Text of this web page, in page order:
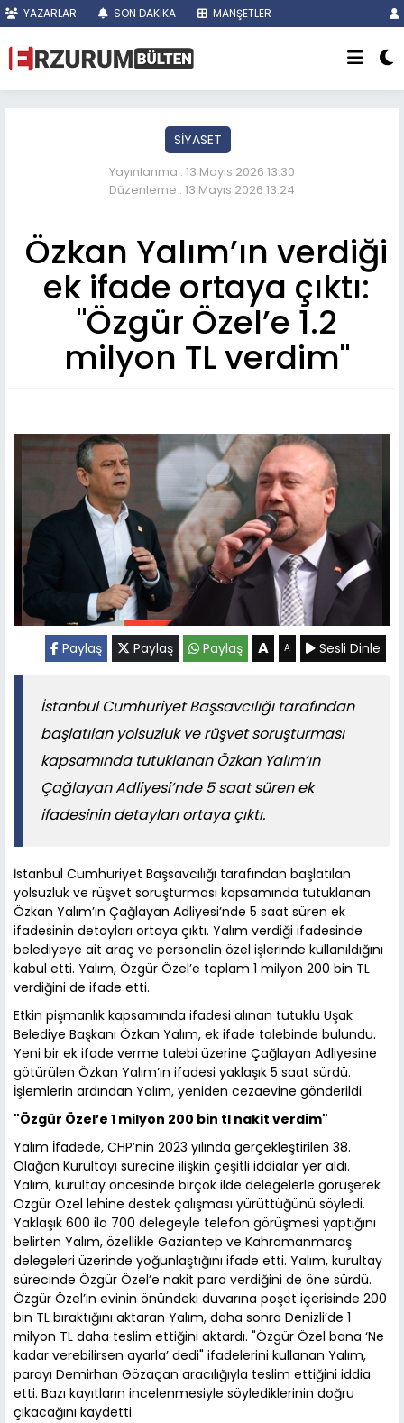
YAZARLAR SON DAKİKA MANŞETLER
SİYASET
Yayınlanma : 13 Mayıs 2026 13:30
Düzenleme : 13 Mayıs 2026 13:24
Özkan Yalım’ın verdiği
ek ifade ortaya çıktı:
"Özgür Özel’e 1.2
milyon TL verdim"
Paylaş Paylaş Paylaş A A Sesli Dinle
İstanbul Cumhuriyet Başsavcılığı tarafından
başlatılan yolsuzluk ve rüşvet soruşturması
kapsamında tutuklanan Özkan Yalım’ın
Çağlayan Adliyesi’nde 5 saat süren ek
ifadesinin detayları ortaya çıktı.
İstanbul Cumhuriyet Başsavcılığı tarafından başlatılan
yolsuzluk ve rüşvet soruşturması kapsamında tutuklanan
Özkan Yalım’ın Çağlayan Adliyesi’nde 5 saat süren ek
ifadesinin detayları ortaya çıktı. Yalım verdiği ifadesinde
belediyeye ait araç ve personelin özel işlerinde kullanıldığını
kabul etti. Yalım, Özgür Özel’e toplam 1 milyon 200 bin TL
verdiğini de ifade etti.
Etkin pişmanlık kapsamında ifadesi alınan tutuklu Uşak
Belediye Başkanı Özkan Yalım, ek ifade talebinde bulundu.
Yeni bir ek ifade verme talebi üzerine Çağlayan Adliyesine
götürülen Özkan Yalım’ın ifadesi yaklaşık 5 saat sürdü.
İşlemlerin ardından Yalım, yeniden cezaevine gönderildi.
"Özgür Özel’e 1 milyon 200 bin tl nakit verdim"
Yalım İfadede, CHP’nin 2023 yılında gerçekleştirilen 38.
Olağan Kurultayı sürecine ilişkin çeşitli iddialar yer aldı.
Yalım, kurultay öncesinde birçok ilde delegelerle görüşerek
Özgür Özel lehine destek çalışması yürüttüğünü söyledi.
Yaklaşık 600 ila 700 delegeyle telefon görüşmesi yaptığını
belirten Yalım, özellikle Gaziantep ve Kahramanmaraş
delegeleri üzerinde yoğunlaştığını ifade etti. Yalım, kurultay
sürecinde Özgür Özel’e nakit para verdiğini de öne sürdü.
Özgür Özel’in evinin önündeki duvarına poşet içerisinde 200
bin TL bıraktığını aktaran Yalım, daha sonra Denizli’de 1
milyon TL daha teslim ettiğini aktardı. "Özgür Özel bana ‘Ne
kadar verebilirsen ayarla’ dedi" ifadelerini kullanan Yalım,
parayı Demirhan Gözaçan aracılığıyla teslim ettiğini iddia
etti. Bazı kayıtların incelenmesiyle söylediklerinin doğru
çıkacağını kaydetti.